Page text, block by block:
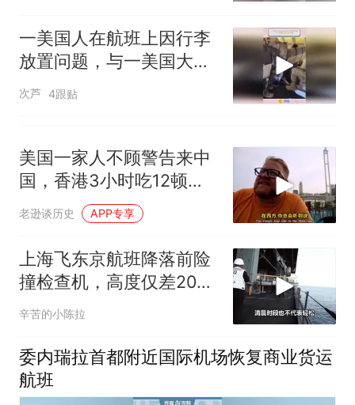
一美国人在航班上因行李
放置问题，与一美国大兵
发生矛盾
次芦 4跟贴
美国一家人不顾警告来中
国，香港3小时吃12顿，
直飞上海想定居
老逊谈历史 APP专享
上海飞东京航班降落前险
撞检查机，高度仅差20
米，机上197人
辛苦的小陈拉
委内瑞拉首都附近国际机场恢复商业货运
航班